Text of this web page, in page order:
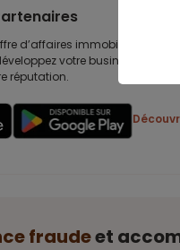
d’affaires immobilières,
votre business au
réputation.
fraudeet